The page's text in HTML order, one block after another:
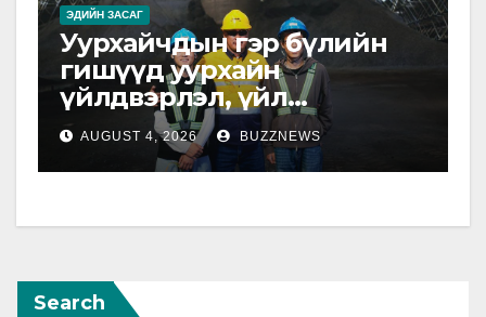
ЭДИЙН ЗАСАГ
Уурхайчдын гэр бүлийн
гишүүд уурхайн
үйлдвэрлэл, үйл
ажиллагаатай танилцлаа
AUGUST 4, 2026 BUZZNEWS
Search